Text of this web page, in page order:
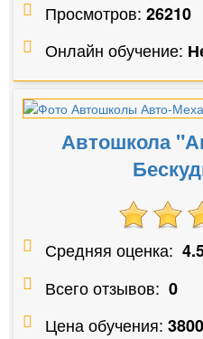
Просмотров: 26210
Онлайн обучение:
Автошкола
Средняя оценка:
Всего отзывов: 0
Цена обучения: